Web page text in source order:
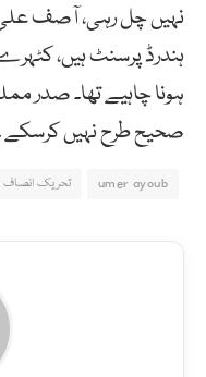
نہیں چل رہی، آصف علی
ہندرڈ پرسنٹ ہیں،
ہونا چاہیے تھا۔ صدر
صحیح طرح نہیں کرسکے
umer ayoub تحریک انصاف